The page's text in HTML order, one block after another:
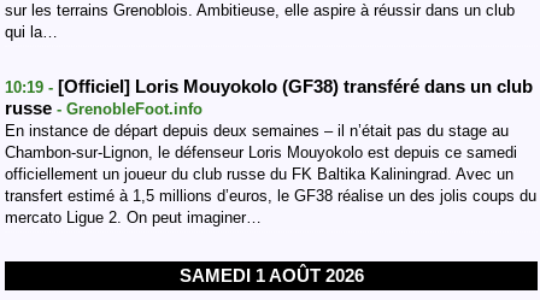
sur les terrains Grenoblois. Ambitieuse, elle aspire à réussir dans un club
qui la…
10:19 - [Officiel] Loris Mouyokolo (GF38) transféré dans un club
russe - GrenobleFoot.info
En instance de départ depuis deux semaines – il n’était pas du stage au
Chambon-sur-Lignon, le défenseur Loris Mouyokolo est depuis ce samedi
officiellement un joueur du club russe du FK Baltika Kaliningrad. Avec un
transfert estimé à 1,5 millions d’euros, le GF38 réalise un des jolis coups du
mercato Ligue 2. On peut imaginer…
SAMEDI 1 AOÛT 2026